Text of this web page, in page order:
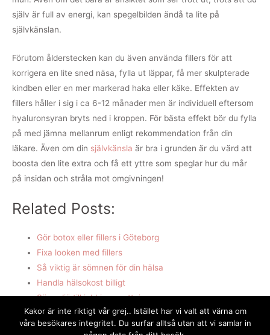
själv är full av energi, kan spegelbilden ändå ta lite på
självkänslan.
Förutom ålderstecken kan du även använda fillers för att
korrigera en lite sned näsa, fylla ut läppar, få mer skulpterade
kindben eller en mer markerad haka eller käke. Effekten av
fillers håller i sig i ca 6-12 månader men är individuell eftersom
hyaluronsyran bryts ned i kroppen. För bästa effekt bör du fylla
på med jämna mellanrum enligt rekommendation från din
läkare. Även om din självkänsla är bra i grunden är du värd att
boosta den lite extra och få ett yttre som speglar hur du mår
på insidan och stråla mot omgivningen!
Related Posts:
Gör botox eller fillers i Göteborg
Fixa looken med fillers
Så viktig är sömnen för din hälsa
Handla hälsokost billigt
Säg adjö till jobbiga svettningar
Bygg egen pool för ett skönare liv
Kakor är inte riktigt vår grej.. Istället har vi valt att värna om
våra besökares integritet. Du surfar alltså utan att vi samlar in